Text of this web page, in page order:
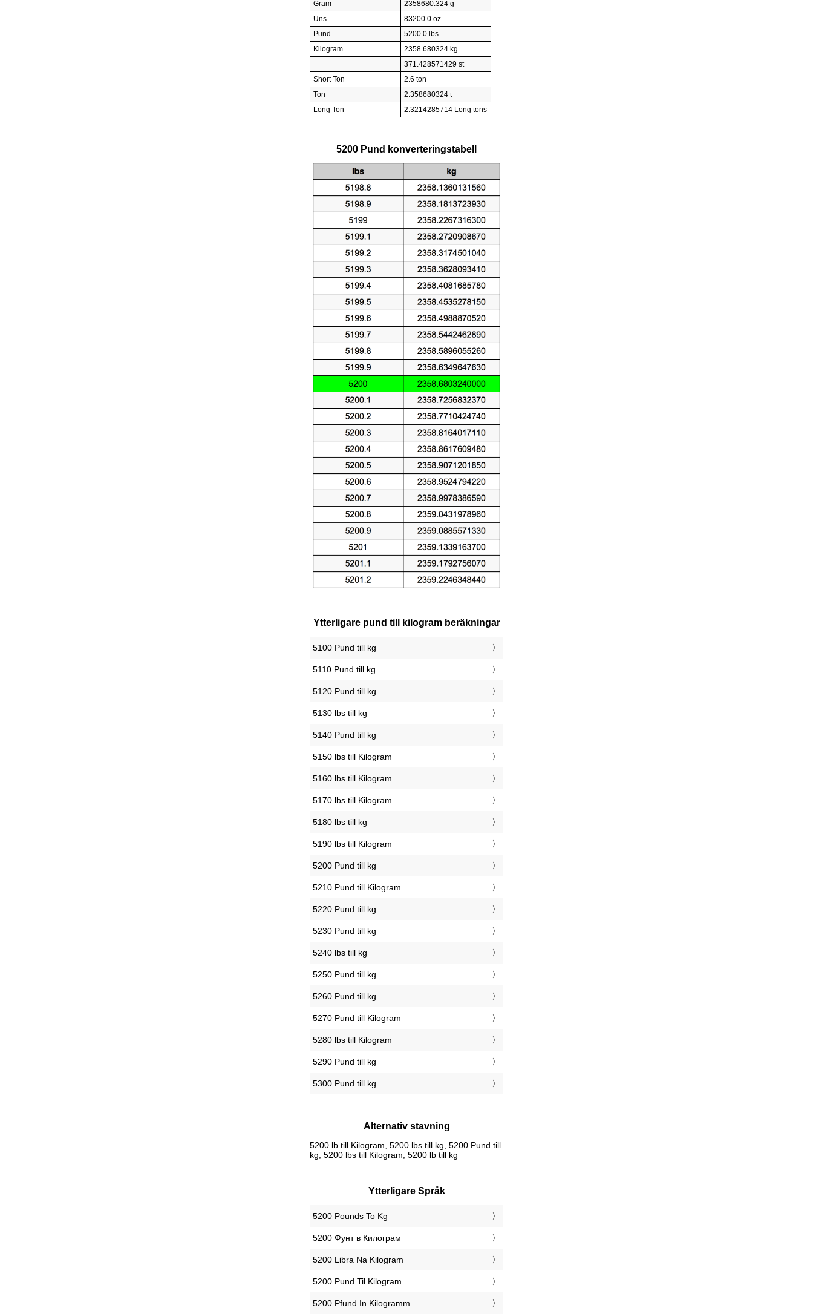
Gram
2358680.324 g
Uns
83200.0 oz
Pund
5200.0 lbs
Kilogram
2358.680324 kg
371.428571429 st
Short Ton
2.6 ton
Ton
2.358680324 t
Long Ton
2.3214285714 Long tons
5200 Pund konverteringstabell
Ytterligare pund till kilogram beräkningar
5100 Pund till kg
5110 Pund till kg
5120 Pund till kg
5130 lbs till kg
5140 Pund till kg
5150 lbs till Kilogram
5160 lbs till Kilogram
5170 lbs till Kilogram
5180 lbs till kg
5190 lbs till Kilogram
5200 Pund till kg
5210 Pund till Kilogram
5220 Pund till kg
5230 Pund till kg
5240 lbs till kg
5250 Pund till kg
5260 Pund till kg
5270 Pund till Kilogram
5280 lbs till Kilogram
5290 Pund till kg
5300 Pund till kg
Alternativ stavning
5200 lb till Kilogram, 5200 lbs till kg, 5200 Pund till
kg, 5200 lbs till Kilogram, 5200 lb till kg
Ytterligare Språk
‎5200 Pounds To Kg
‎5200 Фунт в Килограм
‎5200 Libra Na Kilogram
‎5200 Pund Til Kilogram
‎5200 Pfund In Kilogramm